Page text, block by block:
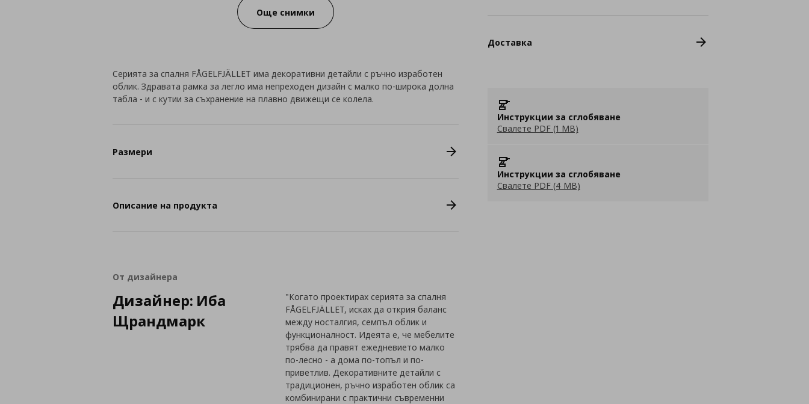
Още снимки
Доставка
Инструкции за сглобяване
Свалете PDF (1 MB)
Инструкции за сглобяване
Свалете PDF (4 MB)
Серията за спалня FÅGELFJÄLLET има декоративни детайли с ръчно изработен
облик. Здравата рамка за легло има непреходен дизайн с малко по-широка долна
табла - и с кутии за съхранение на плавно движещи се колела.
Размери
Описание на продукта
От дизайнера
Дизайнер: Иба
Щрандмарк
"Когато проектирах серията за спалня
FÅGELFJÄLLET, исках да открия баланс
между носталгия, семпъл облик и
функционалност. Идеята е, че мебелите
трябва да правят ежедневието малко
по-лесно - а дома по-топъл и по-
приветлив. Декоративните детайли с
традиционен, ръчно изработен облик са
комбинирани с практични съвременни